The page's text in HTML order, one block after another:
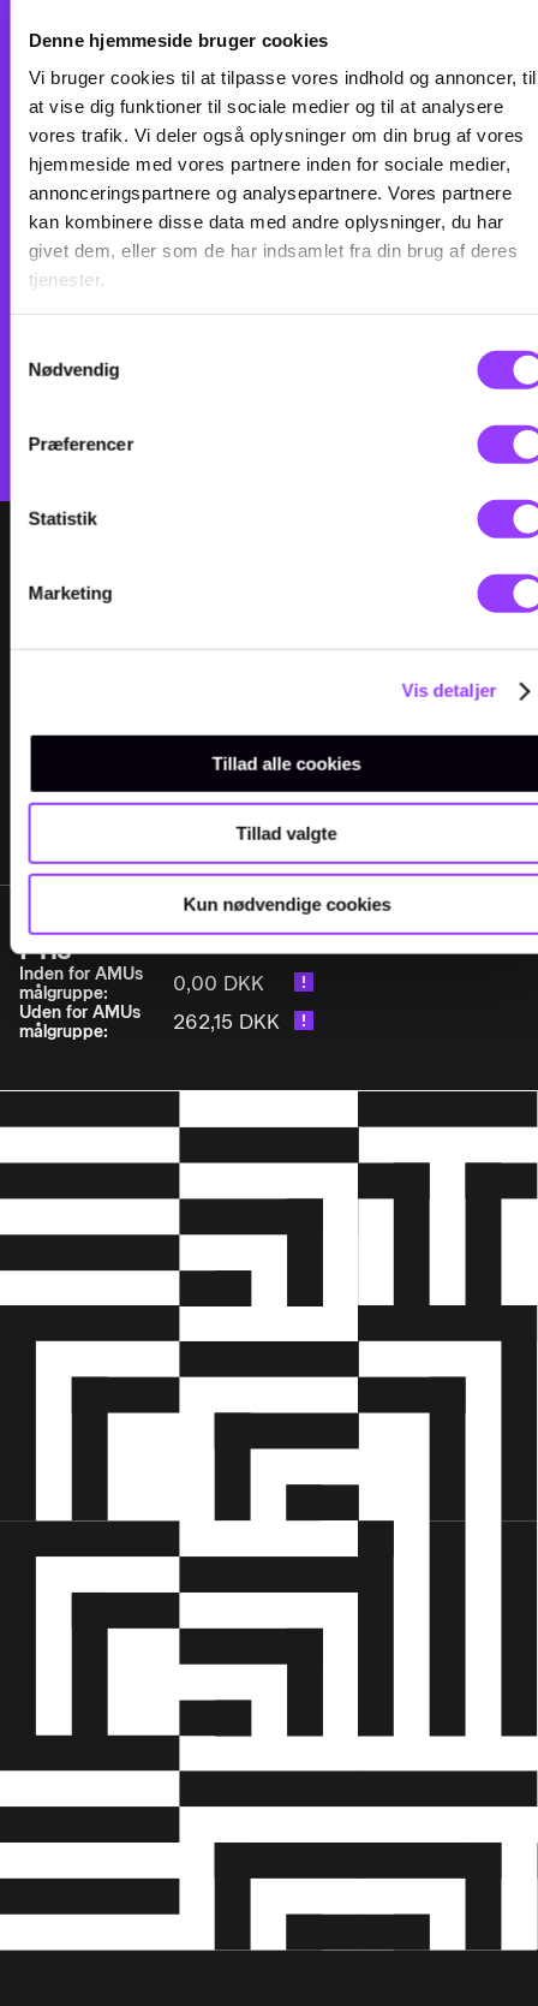
Denne hjemmeside bruger cookies
Vi bruger cookies til at tilpasse vores indhold og annoncer, til
at vise dig funktioner til sociale medier og til at analysere
vores trafik. Vi deler også oplysninger om din brug af vores
hjemmeside med vores partnere inden for sociale medier,
annonceringspartnere og analysepartnere. Vores partnere
kan kombinere disse data med andre oplysninger, du har
givet dem, eller som de har indsamlet fra din brug af deres
tjenester.
Nødvendig
Præferencer
Statistik
Marketing
Vis detaljer
Tillad alle cookies
Tillad valgte
Kun nødvendige cookies
Ved at tilmelde mig accepterer jeg, at TEC sender mig e-mails om
relevante arrangementer og informationer om uddannelser. TEC bruger
enhver tid framelde dig igen.Privatlivspolitik
Pladser 6 ledige
TEC Gladsaxe
Tobaksvejen 15-19
2860 Søborg
14740138836RKV33
Pris
Inden for AMUs
målgruppe:
0,00 DKK
Uden for AMUs
målgruppe:
262,15 DKK